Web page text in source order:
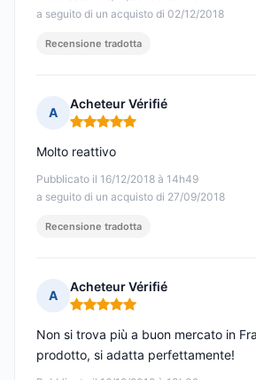
a seguito di un acquisto di 02/12/2018
Recensione tradotta
A
Acheteur Vérifié
Nota: 5 su 5
Pubblicato il 16/12/2018 à 14h49
a seguito di un acquisto di 27/09/2018
Molto reattivo
Recensione tradotta
A
Acheteur Vérifié
Nota: 5 su 5
Non si trova più a buon mercato in
prodotto, si adatta perfettamente!